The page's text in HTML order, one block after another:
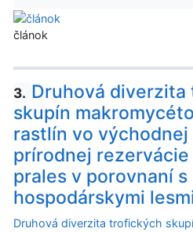
článok
3. Druhová
skupín
rastlín vo
prírodnej
prales v porovnaní
hospodárskymi
Druhová diverzita trofických